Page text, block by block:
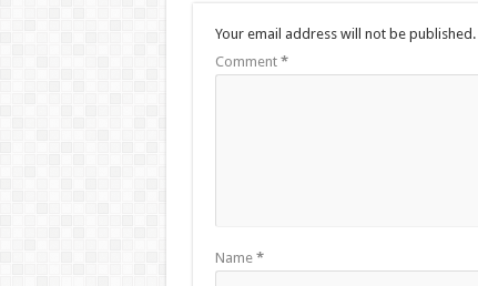
Your email address will not be published.
Comment *
Name *